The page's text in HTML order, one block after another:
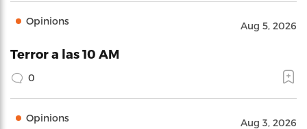
Opinions Aug 5, 2026
Terror a las 10 AM
0
Opinions Aug 3, 2026